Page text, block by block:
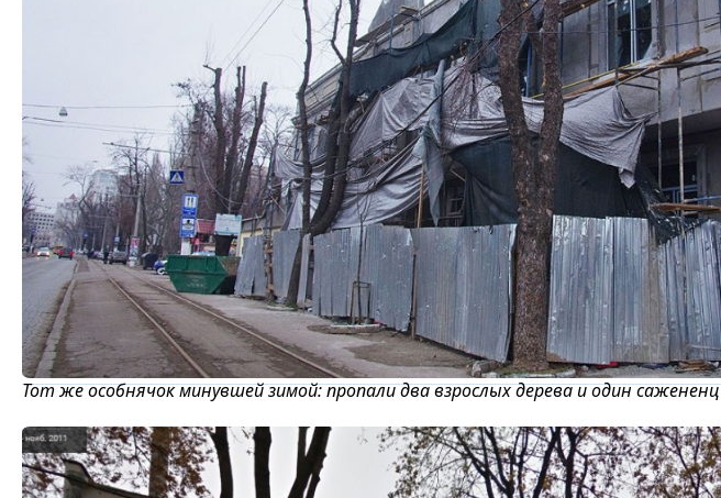
Тот же особнячок минувшей зимой: пропали два взрослых дерева и один сажененц